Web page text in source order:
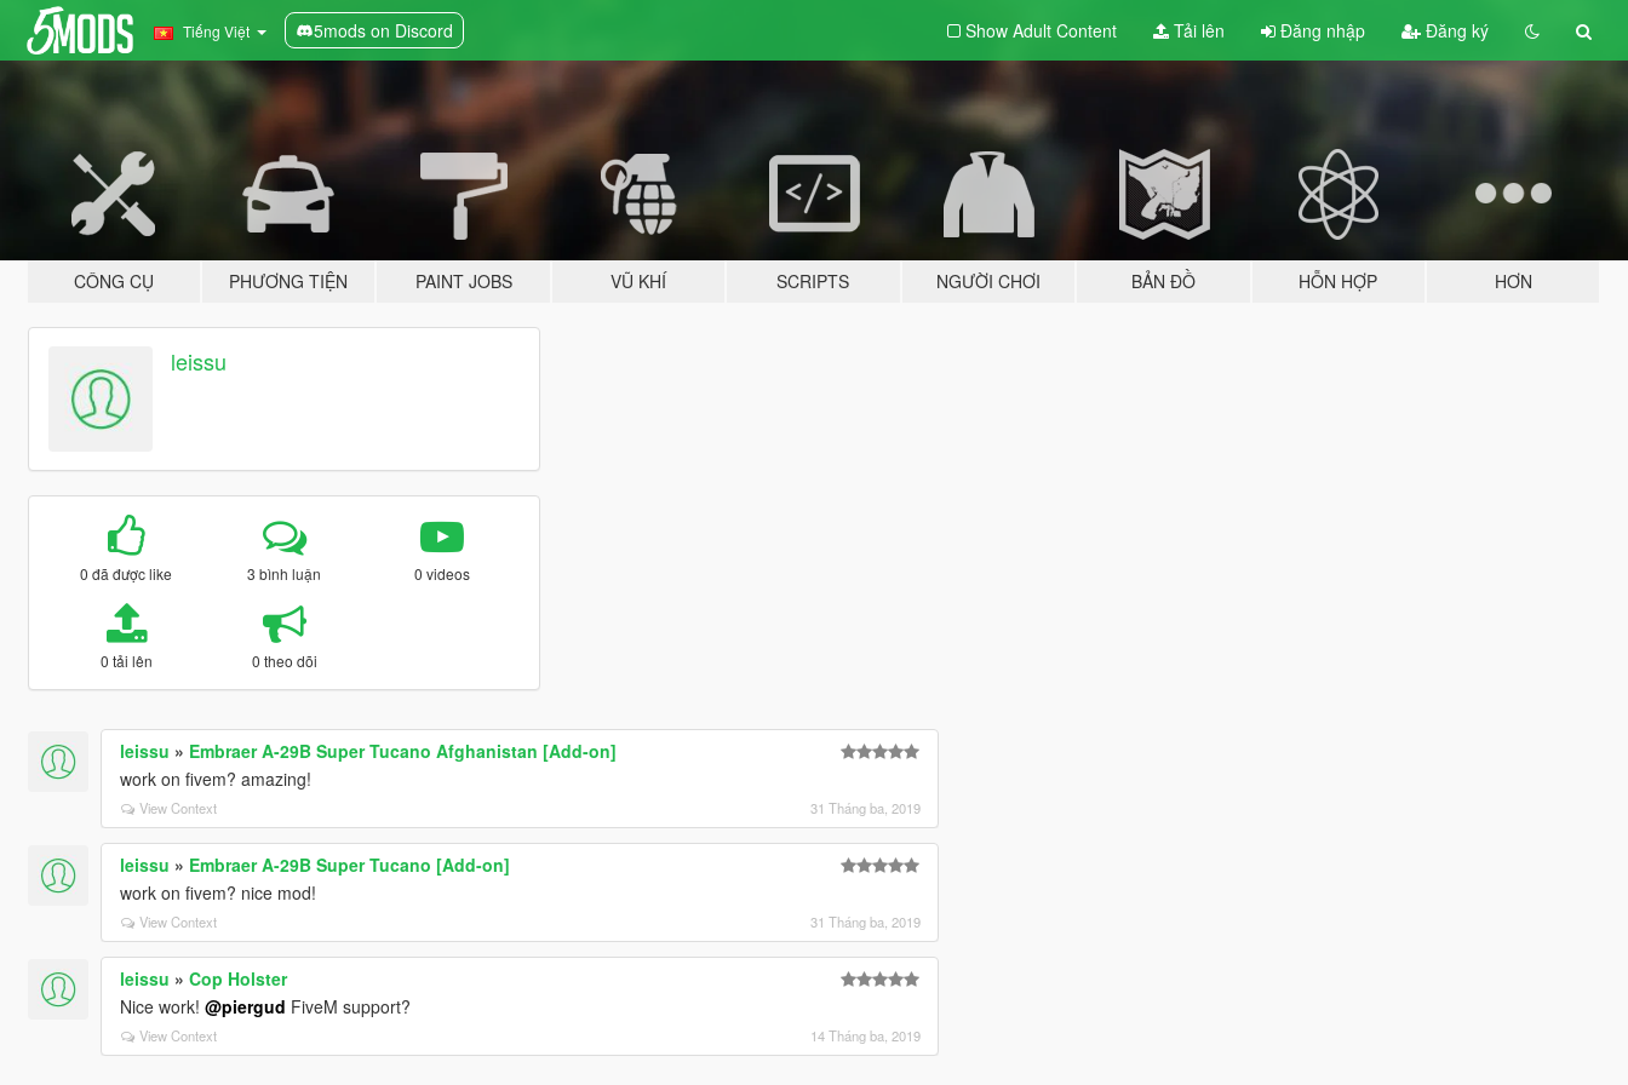
Tiếng Việt 5mods on Discord Show Adult Content Tải lên Đăng nhập Đăng ký
CÔNG CỤ PHƯƠNG TIỆN PAINT JOBS VŨ KHÍ SCRIPTS NGƯỜI CHƠI BẢN ĐỒ HỖN HỢP HƠN
leissu
0 đã được like 3 bình luận 0 videos
0 tải lên 0 theo dõi
leissu » Embraer A-29B Super Tucano Afghanistan [Add-on]
work on fivem? amazing!
View Context 31 Tháng ba, 2019
leissu » Embraer A-29B Super Tucano [Add-on]
work on fivem? nice mod!
View Context 31 Tháng ba, 2019
leissu » Cop Holster
Nice work! @piergud FiveM support?
View Context 14 Tháng ba, 2019